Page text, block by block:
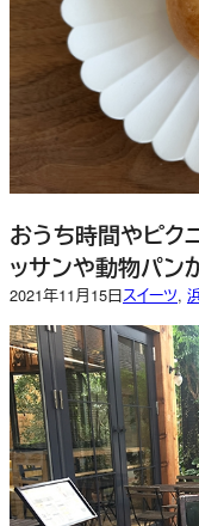
おうち時間やピク
ッサンや動物パン
2021年11月15日スイーツ,